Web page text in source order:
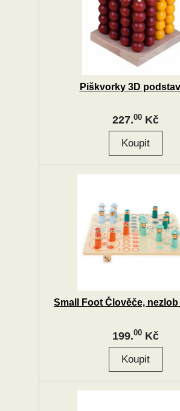
Piškvorky 3D
227.00Kč
Small Foot Člověče,
199.00Kč